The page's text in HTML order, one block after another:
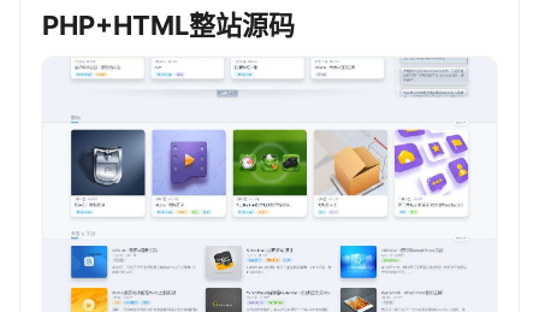
PHP+HTML整站源码